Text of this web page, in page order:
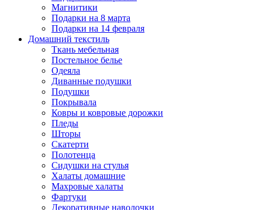
Магнитики
Подарки на 8 марта
Подарки на 14 февраля
Домашний текстиль
Ткань мебельная
Постельное белье
Одеяла
Диванные подушки
Подушки
Покрывала
Ковры и ковровые дорожки
Пледы
Шторы
Скатерти
Полотенца
Сидушки на стулья
Халаты домашние
Махровые халаты
Фартуки
Декоративные наволочки